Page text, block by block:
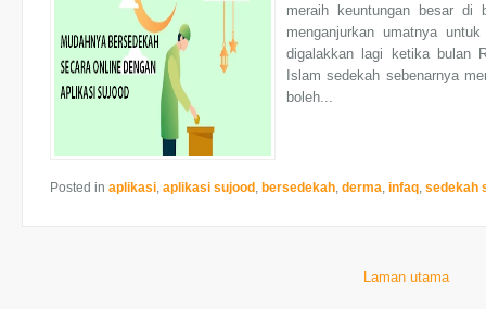
meraih keuntungan besar di
menganjurkan umatnya
digalakkan lagi ketika bulan
Islam sedekah sebenarnya
boleh...
Posted in aplikasi aplikasi sujood bersedekah derma infaq sedekah
Laman utama